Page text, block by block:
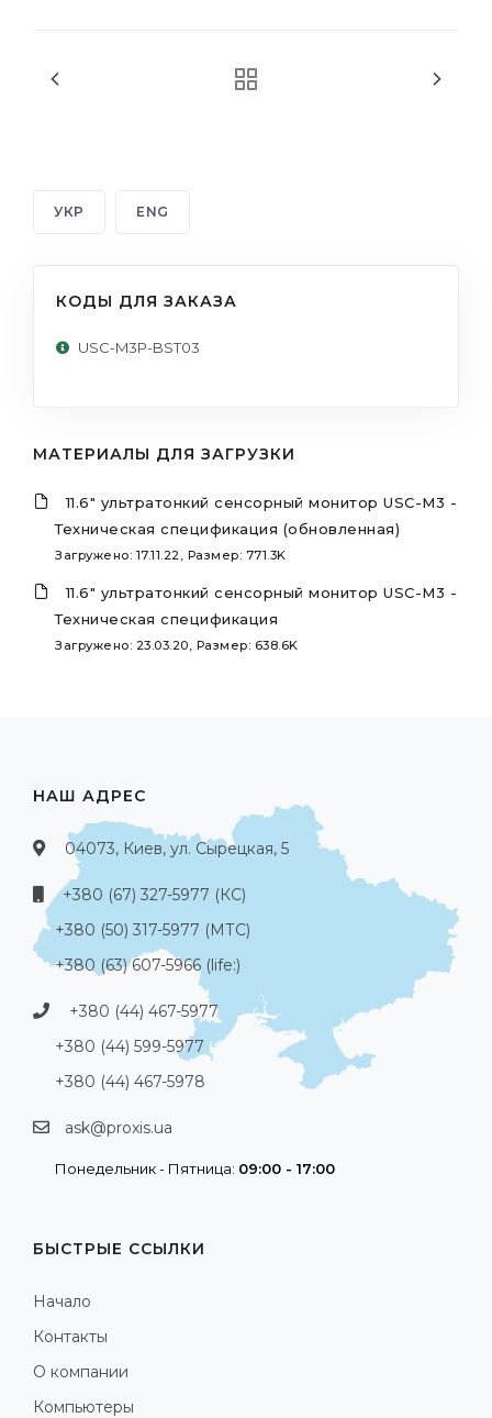
УКР ENG
КОДЫ ДЛЯ ЗАКАЗА
USC-M3P-BST03
МАТЕРИАЛЫ ДЛЯ ЗАГРУЗКИ
11.6" ультратонкий сенсорный монитор USC-M3 -
Техническая спецификация (обновленная)
Загружено: 17.11.22, Размер: 771.3K
11.6" ультратонкий сенсорный монитор USC-M3 -
Техническая спецификация
Загружено: 23.03.20, Размер: 638.6K
НАШ АДРЕС
04073, Киев, ул. Сырецкая, 5
+380 (67) 327-5977 (КС)
+380 (50) 317-5977 (МТС)
+380 (63) 607-5966 (life:)
+380 (44) 467-5977
+380 (44) 599-5977
+380 (44) 467-5978
ask@proxis.ua
Понедельник - Пятница: 09:00 - 17:00
БЫСТРЫЕ ССЫЛКИ
Начало
Контакты
О компании
Компьютеры